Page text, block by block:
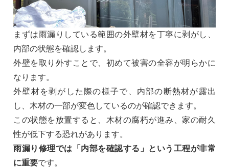
まずは雨漏りしている範囲の外壁材を丁寧に剥がし、
内部の状態を確認します。
外壁を取り外すことで、初めて被害の全容が明らかに
なります。
外壁材を剥がした際の様子で、内部の断熱材が露出
し、木材の一部が変色しているのが確認できます。
この状態を放置すると、木材の腐朽が進み、家の耐久
性が低下する恐れがあります。
雨漏り修理では「内部を確認する」という工程が非常
に重要です。